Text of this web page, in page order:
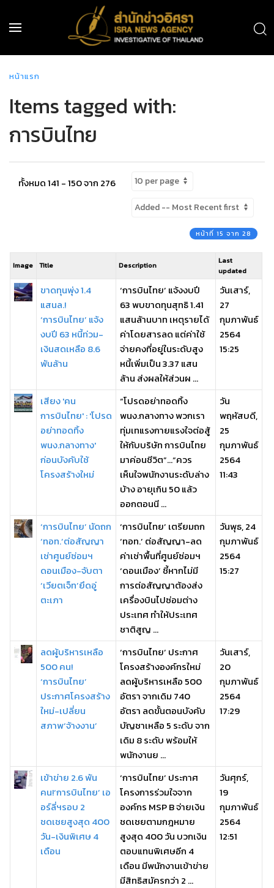
หน้าแรก
Items tagged with:
การบินไทย
ทั้งหมด 141 - 150 จาก 276
หน้าที่ 15 จาก 28
Image Title Description
Last
updated
ขาดทุนพุ่ง 1.4
แสนล.!
‘การบินไทย’ แจ้ง
งบปี 63 หนี้ท่วม-
เงินสดเหลือ 8.6
พันล้าน
‘การบินไทย’ แจ้งงบปี
63 พบขาดทุนสุทธิ 1.41
แสนล้านบาท เหตุรายได้
ค่าโดยสารลด แต่ค่าใช้
จ่ายคงที่อยู่ในระดับสูง
หนี้เพิ่มเป็น 3.37 แสน
ล้าน ส่งผลให้ส่วนผ ...
วันเสาร์,
27
กุมภาพันธ์
2564
15:25
เสียง 'คน
การบินไทย' : 'โปรด
อย่าทอดทิ้ง
พนง.กลางทาง'
ก่อนบังคับใช้
โครงสร้างใหม่
“โปรดอย่าทอดทิ้ง
พนง.กลางทาง พวกเรา
ทุ่มเทแรงกายแรงใจต่อสู้
ให้กับบริษัท การบินไทย
มาค่อนชีวิต”…“ควร
เห็นใจพนักงานระดับล่าง
บ้าง อายุเกิน 50 แล้ว
ออกตอนนี ...
วัน
พฤหัสบดี,
25
กุมภาพันธ์
2564
11:43
‘การบินไทย’ นัดถก
‘ทอท.’ต่อสัญญา
เช่าศูนย์ซ่อมฯ
ดอนเมือง-จับตา
‘เวียตเจ็ท’ยึดอู่
ตะเภา
‘การบินไทย’ เตรียมถก
‘ทอท.’ ต่อสัญญา-ลด
ค่าเช่าพื้นที่ศูนย์ซ่อมฯ
‘ดอนเมือง’ ชี้หากไม่มี
การต่อสัญญาต้องส่ง
เครื่องบินไปซ่อมต่าง
ประเทศ ทำให้ประเทศ
ชาติสูญ ...
วันพุธ, 24
กุมภาพันธ์
2564
15:27
ลดผู้บริหารเหลือ
500 คน!
‘การบินไทย’
ประกาศโครงสร้าง
ใหม่-เปลี่ยน
สภาพ‘จ้างงาน’
‘การบินไทย’ ประกาศ
โครงสร้างองค์กรใหม่
ลดผู้บริหารเหลือ 500
อัตรา จากเดิม 740
อัตรา ลดขั้นตอนบังคับ
บัญชาเหลือ 5 ระดับ จาก
เดิม 8 ระดับ พร้อมให้
พนักงานย ...
วันเสาร์,
20
กุมภาพันธ์
2564
17:29
เข้าข่าย 2.6 พัน
คน!‘การบินไทย’ เอ
อร์ลี่ฯรอบ 2
ชดเชยสูงสุด 400
วัน-เงินพิเศษ 4
เดือน
‘การบินไทย’ ประกาศ
โครงการร่วมใจจาก
องค์กร MSP B จ่ายเงิน
ชดเชยตามกฎหมาย
สูงสุด 400 วัน บวกเงิน
ตอบแทนพิเศษอีก 4
เดือน มีพนักงานเข้าข่าย
มีสิทธิสมัครกว่า 2 ...
วันศุกร์,
19
กุมภาพันธ์
2564
12:51